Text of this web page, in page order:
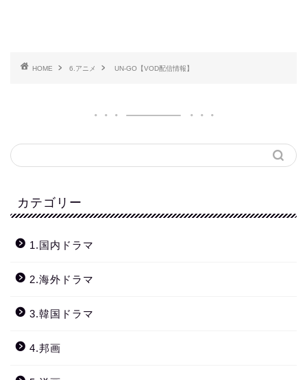
HOME 6.アニメ UN-GO【VOD配信情報】
カテゴリー
1.国内ドラマ
2.海外ドラマ
3.韓国ドラマ
4.邦画